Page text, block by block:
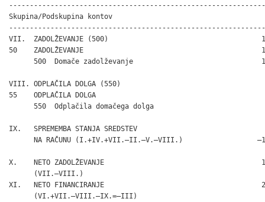
Skupina/Podskupina kontov
VII.  ZADOLŽEVANJE (500)
50    ZADOLŽEVANJE
500  Domače zadolževanje
VIII. ODPLAČILA DOLGA (550)
55    ODPLAČILA DOLGA
550  Odplačila domačega dolga
IX.   SPREMEMBA STANJA SREDSTEV
NA RAČUNU (I.+IV.+VII.–II.–V.–VIII.)
X.    NETO ZADOLŽEVANJE
      (VII.–VIII.)
XI.   NETO FINANCIRANJE
      (VI.+VII.–VIII.–IX.=–III)